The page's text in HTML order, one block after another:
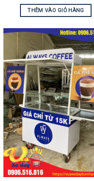
THÊM VÀO GIỎ HÀNG